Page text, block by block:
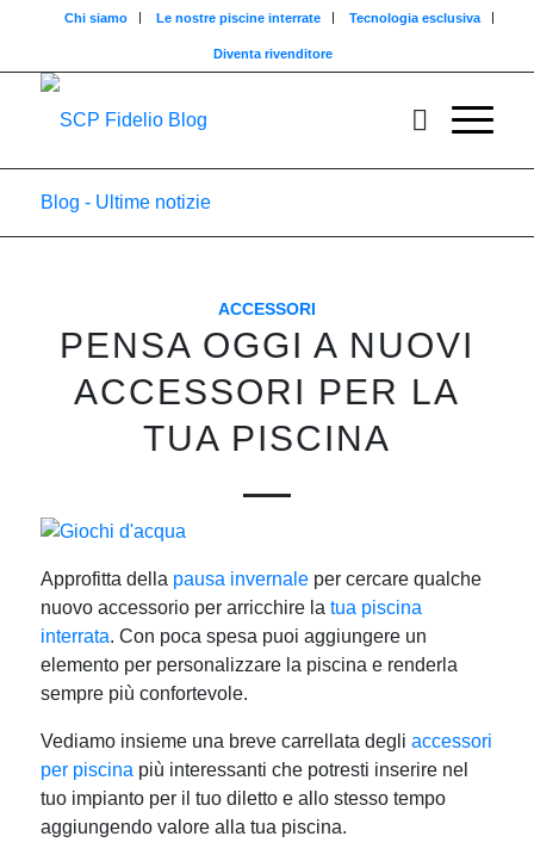
Chi siamo Le nostre piscine interrate Tecnologia esclusiva
Diventa rivenditore
Blog - Ultime notizie
ACCESSORI
PENSA OGGI A NUOVI
ACCESSORI PER LA
TUA PISCINA
Approfitta della pausa invernaleper cercare qualche
nuovo accessorio per arricchire la tua piscina
interrata. Con poca spesa puoi aggiungere un
elemento per personalizzare la piscina e renderla
sempre più confortevole.
Vediamo insieme una breve carrellata degli accessori
per piscina più interessanti che potresti inserire nel
tuo impianto per il tuo diletto e allo stesso tempo
aggiungendo valore alla tua piscina.